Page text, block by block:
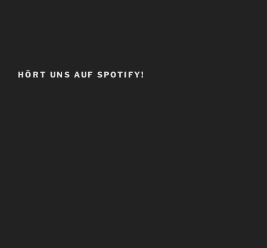
HÖRT UNS AUF SPOTIFY!